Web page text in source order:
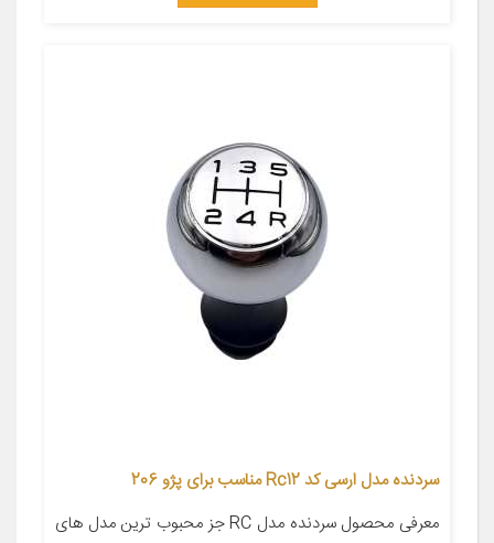
سردنده مدل ارسی کد Rc12 مناسب برای پژو 206
معرفی محصول سردنده مدل RC جز محبوب ترین مدل های